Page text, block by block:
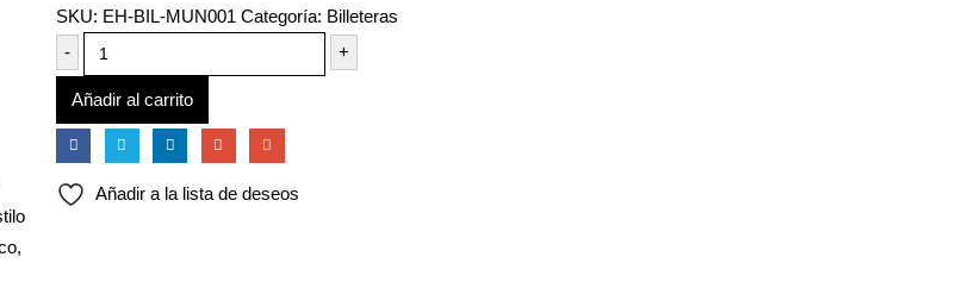
SKU: EH-BIL-MUN001 Categoría: Billeteras
-
+
Añadir al carrito
Añadir a la lista de deseos